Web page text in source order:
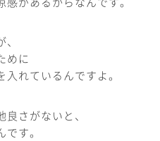
めに
れているんですよ。
さがないと、
す。